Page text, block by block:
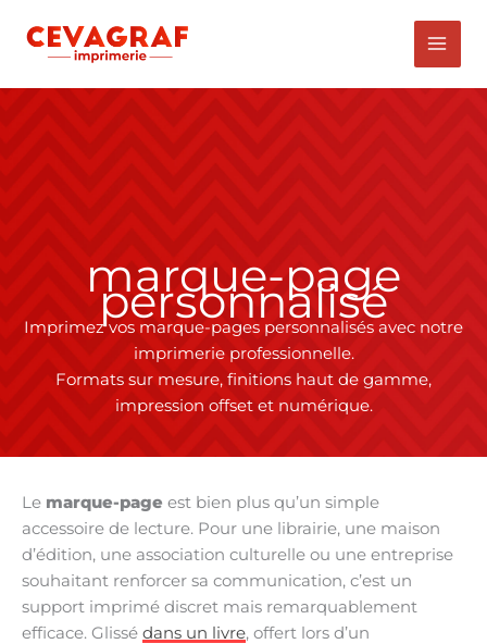
contenu
marque-page
personnalisé
Imprimez vos marque-pages personnalisés avec notre
imprimerie professionnelle.
Formats sur mesure, finitions haut de gamme,
impression offset et numérique.
Le marque-page est bien plus qu’un simple
accessoire de lecture. Pour une librairie, une maison
d’édition, une association culturelle ou une entreprise
souhaitant renforcer sa communication, c’est un
support imprimé discret mais remarquablement
efficace. Glissé dans un livre, offert lors d’un